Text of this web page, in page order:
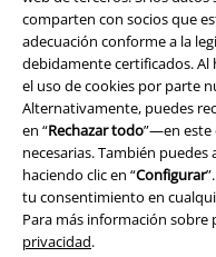
comparten con socios que
adecuación conforme a la
debidamente certificados. Al
el uso de cookies por parte
Alternativamente, puedes
en “Rechazar todo”—en este
necesarias. También
haciendo clic en “Configurar
tu consentimiento en
Para más información
privacidad.
Legal
Términos y Condiciones
Aviso Legal
Ley protección de datos
Eliminación de residuos y